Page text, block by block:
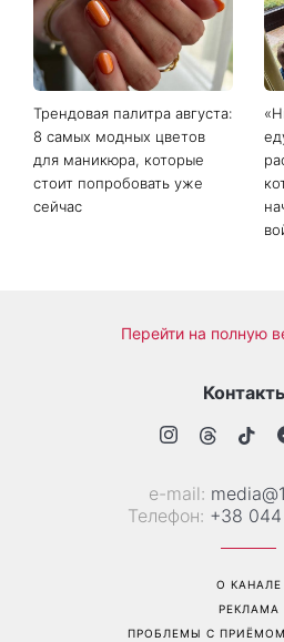
Трендовая палитра августа:
8 самых модных цветов
для маникюра, которые
стоит попробовать уже
сейчас
Перейти на полную
е-mail:
Телефон: +38 044
О КАНАЛЕ
РЕКЛАМА
ПРОБЛЕМЫ С ПРИЁМОМ